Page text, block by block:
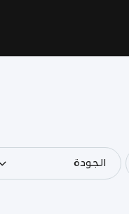
الجودة